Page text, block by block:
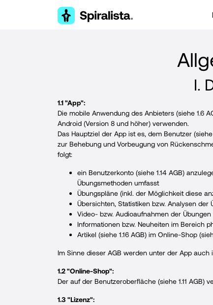
I.
1.1 "App":
Die mobile Anwendung des Anbieters (siehe 1.6
Android (Version 8 und höher) verwenden.
Das Hauptziel der App ist es, dem Benutzer
zur Behebung und Vorbeugung von
folgt:
ein Benutzerkonto (siehe 1.14 AGB)
Übungsmethoden umfasst
Übungspläne (inkl. der Möglichkeit diese
Übersichten, Statistiken bzw. Analysen der
Video- bzw. Audioaufnahmen der
Informationen bzw. Neuheiten im Bereich
Artikel (siehe 1.16 AGB) im Online-Shop
Im Sinne dieser AGB werden unter der App
1.2 "Online-Shop":
Der auf der Benutzeroberfläche (siehe 1.11 AGB)
1.3 "Lizenz":